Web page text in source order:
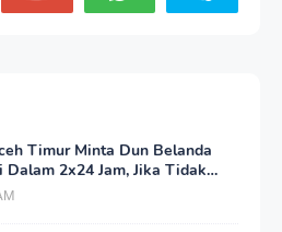
Timur Minta Dun Belanda
Dalam 2x24 Jam, Jika Tidak
Jalur Hukum